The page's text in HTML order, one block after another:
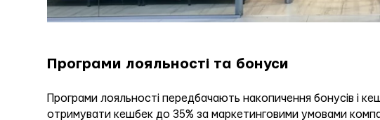
Програми лояльності та бонуси
Програми лояльності передбачають накопичення бонусів і
отримувати кешбек до 35% за маркетинговими умовами